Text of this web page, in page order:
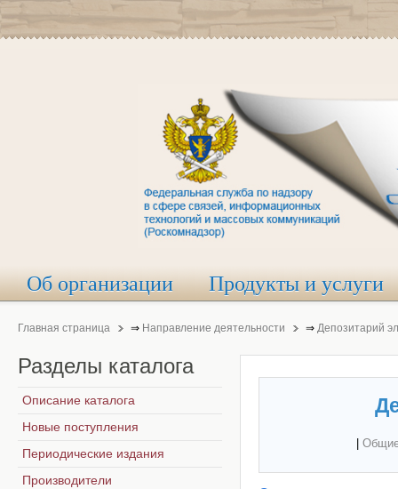
Об организации Продукты и услуги
Главная страница ⇒ Направление деятельности ⇒ Депозитарий
Разделы каталога
Описание каталога
Новые поступления
Периодические издания
Производители